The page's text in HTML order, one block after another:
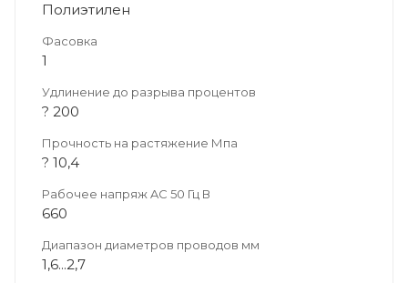
Полиэтилен
Фасовка
1
Удлинение до разрыва процентов
? 200
Прочность на растяжение Мпа
? 10,4
Рабочее напряж AC 50 Гц В
660
Диапазон диаметров проводов мм
1,6...2,7